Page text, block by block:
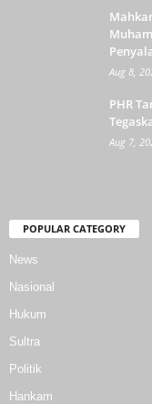
Aug 8,
PHR
Aug 7,
POPULAR CATEGORY
News
Nasional
Hukum
Sultra
Politik
Hankam